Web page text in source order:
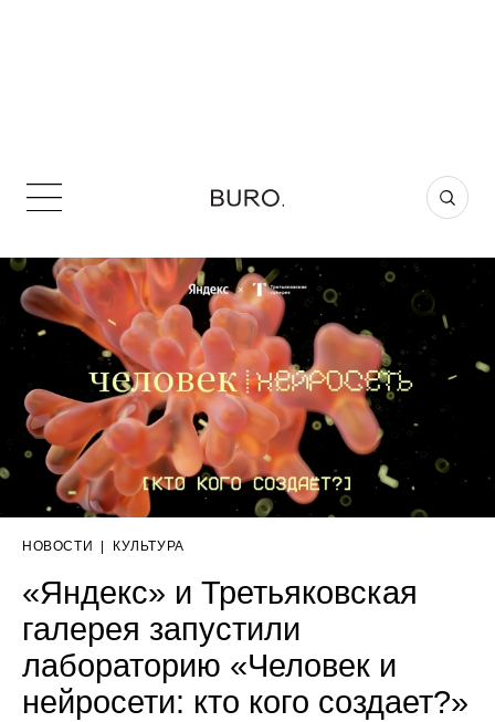
НОВОСТИ КУЛЬТУРА
«Яндекс» и Третьяковская
галерея запустили
лабораторию «Человек и
нейросети: кто кого создает?»